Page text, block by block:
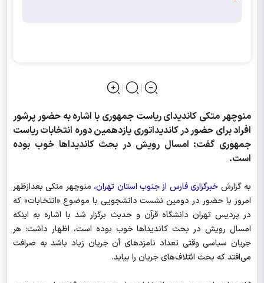
منوچهر متکی کاندیدای ریاست جمهوری با اشاره به حضور پرشور
افراد برای حضور در کاندیداتوری یازدهمین دوره انتخابات ریاست
جمهوری گفت: امسال رویش در بحث کاندیداها خوب بوده
است.
به گزارش خبرگزاری فارس از جنوب استان تهران، منوچهر متکی بعدازظهر
امروز ‌با حضور در دومین نشست دانشجویی با موضوع «انتخابات» که
در پردیس تهران دانشگاه قرآن و حدیث برگزار شد با اشاره به اینکه
امسال رویش در بحث کاندیداها خوب بوده است، اظهار داشت: هر
جریان سیاسی وقتی تعداد نامزدهای آن جریان زیاد باشد به صرافت
می‌افتد که بحث ائتلاف‌های جریان را بیابد.